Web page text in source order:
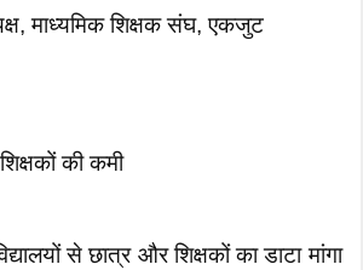
माध्यमिक शिक्षक संघ, एकजुट
शिक्षकों की कमी
से छात्र और शिक्षकों का डाटा मांगा